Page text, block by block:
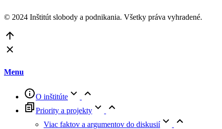
© 2024 Inštitút slobody a podnikania. Všetky práva vyhradené.
Menu
O inštitúte
Priority a projekty
Viac faktov a argumentov do diskusií